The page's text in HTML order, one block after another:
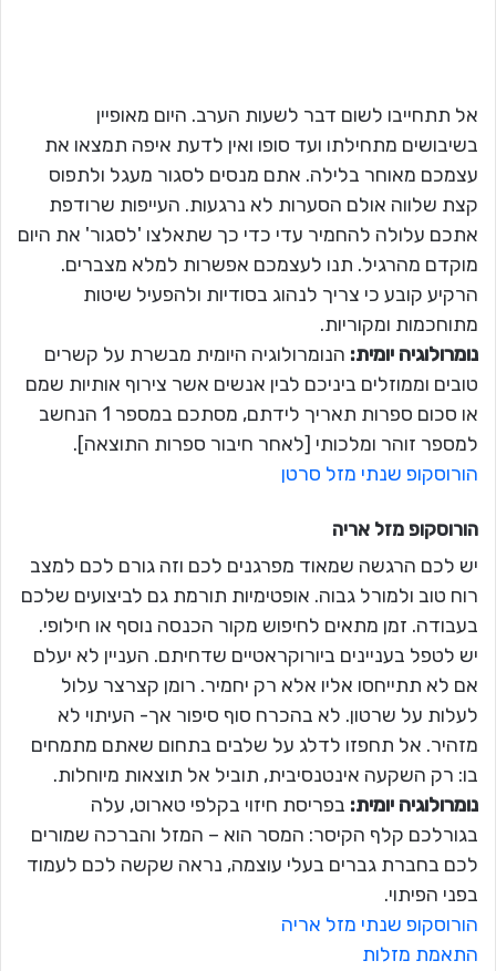
אל תתחייבו לשום דבר לשעות הערב. היום מאופיין
בשיבושים מתחילתו ועד סופו ואין לדעת איפה תמצאו את
עצמכם מאוחר בלילה. אתם מנסים לסגור מעגל ולתפוס
קצת שלווה אולם הסערות לא נרגעות. העייפות שרודפת
אתכם עלולה להחמיר עדי כדי כך שתאלצו 'לסגור' את היום
מוקדם מהרגיל. תנו לעצמכם אפשרות למלא מצברים.
הרקיע קובע כי צריך לנהוג בסודיות ולהפעיל שיטות
מתוחכמות ומקוריות.
נומרולוגיה יומית: הנומרולוגיה היומית מבשרת על קשרים
טובים וממוזלים ביניכם לבין אנשים אשר צירוף אותיות שמם
או סכום ספרות תאריך לידתם, מסתכם במספר 1 הנחשב
למספר זוהר ומלכותי [לאחר חיבור ספרות התוצאה].
הורוסקופ שנתי מזל סרטן
הורוסקופ מזל אריה
יש לכם הרגשה שמאוד מפרגנים לכם וזה גורם לכם למצב
רוח טוב ולמורל גבוה. אופטימיות תורמת גם לביצועים שלכם
בעבודה. זמן מתאים לחיפוש מקור הכנסה נוסף או חילופי.
יש לטפל בעניינים ביורוקראטיים שדחיתם. העניין לא יעלם
אם לא תתייחסו אליו אלא רק יחמיר. רומן קצרצר עלול
לעלות על שרטון. לא בהכרח סוף סיפור אך- העיתוי לא
מזהיר. אל תחפזו לדלג על שלבים בתחום שאתם מתמחים
בו: רק השקעה אינטנסיבית, תוביל אל תוצאות מיוחלות.
נומרולוגיה יומית: בפריסת חיזוי בקלפי טארוט, עלה
בגורלכם קלף הקיסר: המסר הוא – המזל והברכה שמורים
לכם בחברת גברים בעלי עוצמה, נראה שקשה לכם לעמוד
בפני הפיתוי.
הורוסקופ שנתי מזל אריה
התאמת מזלות